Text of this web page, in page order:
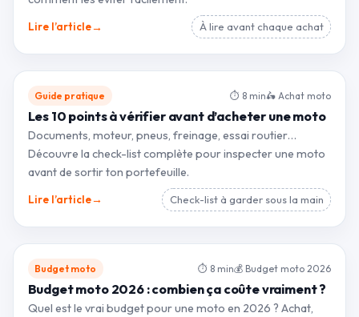
Lire l’article→ À lire avant chaque achat
Guide pratique ⏱ 8 min🛵 Achat moto
Les 10 points à vérifier avant d’acheter une moto
Documents, moteur, pneus, freinage, essai routier…
Découvre la check-list complète pour inspecter une moto
avant de sortir ton portefeuille.
Lire l’article→ Check-list à garder sous la main
Budget moto ⏱ 8 min💰 Budget moto 2026
Budget moto 2026 : combien ça coûte vraiment ?
Quel est le vrai budget pour une moto en 2026 ? Achat,